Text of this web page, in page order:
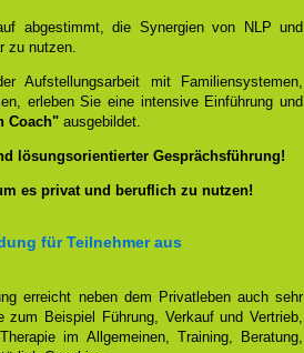
abgestimmt, die Synergien von NLP und
zu nutzen.
Aufstellungsarbeit mit Familiensystemen,
erleben Sie eine intensive Einführung und
Coach" ausgebildet.
lösungsorientierter Gesprächsführung!
es privat und beruflich zu nutzen!
für Teilnehmer aus
erreicht neben dem Privatleben auch sehr
Beispiel Führung, Verkauf und Vertrieb,
im Allgemeinen, Training, Beratung,